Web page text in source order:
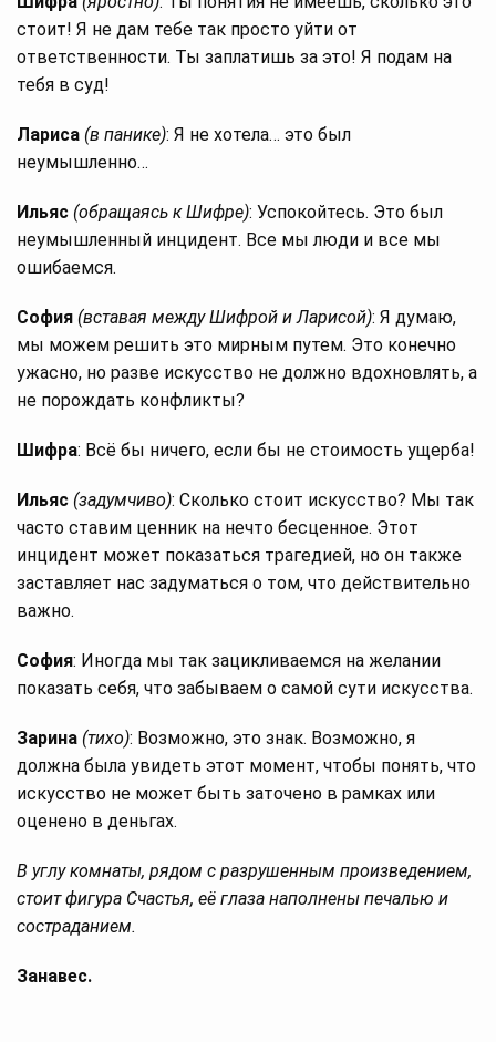
стоит! Я не дам тебе так просто уйти от
ответственности. Ты заплатишь за это! Я подам на
тебя в суд!
Лариса (в панике): Я не хотела… это был
неумышленно…
Ильяс (обращаясь к Шифре): Успокойтесь. Это был
неумышленный инцидент. Все мы люди и все мы
ошибаемся.
София (вставая между Шифрой и Ларисой): Я думаю,
мы можем решить это мирным путем. Это конечно
ужасно, но разве искусство не должно вдохновлять, а
не порождать конфликты?
Шифра: Всё бы ничего, если бы не стоимость ущерба!
Ильяс (задумчиво): Сколько стоит искусство? Мы так
часто ставим ценник на нечто бесценное. Этот
инцидент может показаться трагедией, но он также
заставляет нас задуматься о том, что действительно
важно.
София: Иногда мы так зацикливаемся на желании
показать себя, что забываем о самой сути искусства.
Зарина (тихо): Возможно, это знак. Возможно, я
должна была увидеть этот момент, чтобы понять, что
искусство не может быть заточено в рамках или
оценено в деньгах.
В углу комнаты, рядом с разрушенным произведением,
стоит фигура Счастья, её глаза наполнены печалью и
состраданием.
Занавес.